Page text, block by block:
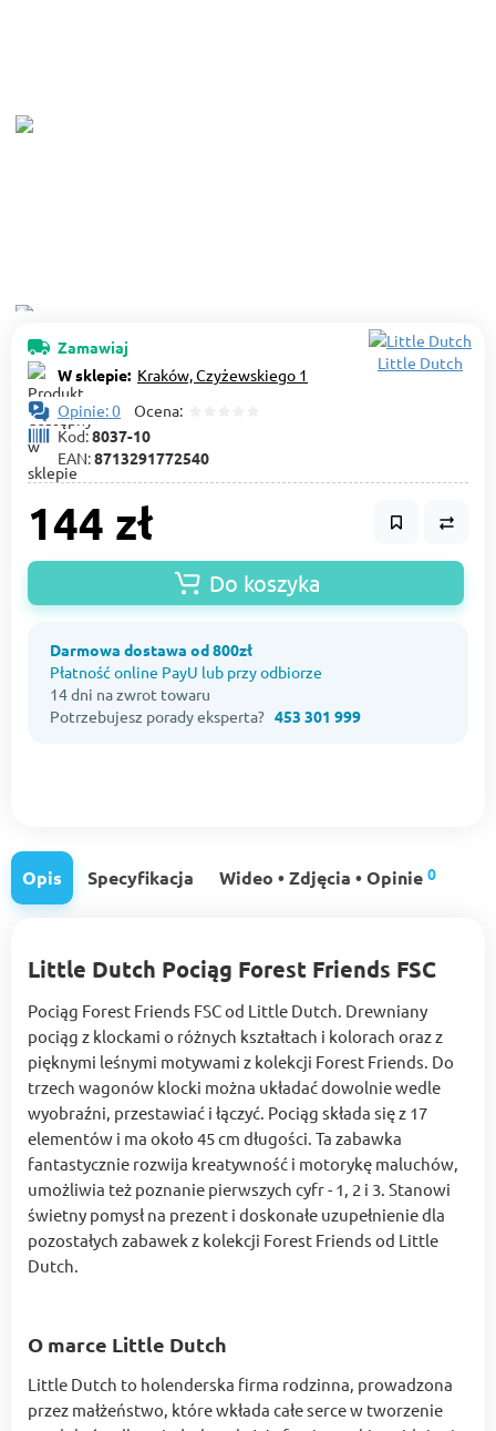
Zamawiaj
W sklepie: Kraków, Czyżewskiego 1
Opinie: 0 Ocena:
Kod:8037-10
EAN:8713291772540
Little Dutch
144 zł
Do koszyka
Darmowa dostawa od 800zł
Płatność online PayU lub przy odbiorze
14 dni na zwrot towaru
Potrzebujesz porady eksperta? 453 301 999
Opis Specyfikacja Wideo • Zdjęcia • Opinie 0
Little Dutch Pociąg Forest Friends FSC
Pociąg Forest Friends FSC od Little Dutch. Drewniany
pociąg z klockami o różnych kształtach i kolorach oraz z
pięknymi leśnymi motywami z kolekcji Forest Friends. Do
trzech wagonów klocki można układać dowolnie wedle
wyobraźni, przestawiać i łączyć. Pociąg składa się z 17
elementów i ma około 45 cm długości. Ta zabawka
fantastycznie rozwija kreatywność i motorykę maluchów,
umożliwia też poznanie pierwszych cyfr - 1, 2 i 3. Stanowi
świetny pomysł na prezent i doskonałe uzupełnienie dla
pozostałych zabawek z kolekcji Forest Friends od Little
Dutch.
O marce Little Dutch
Little Dutch to holenderska firma rodzinna, prowadzona
przez małżeństwo, które wkłada całe serce w tworzenie